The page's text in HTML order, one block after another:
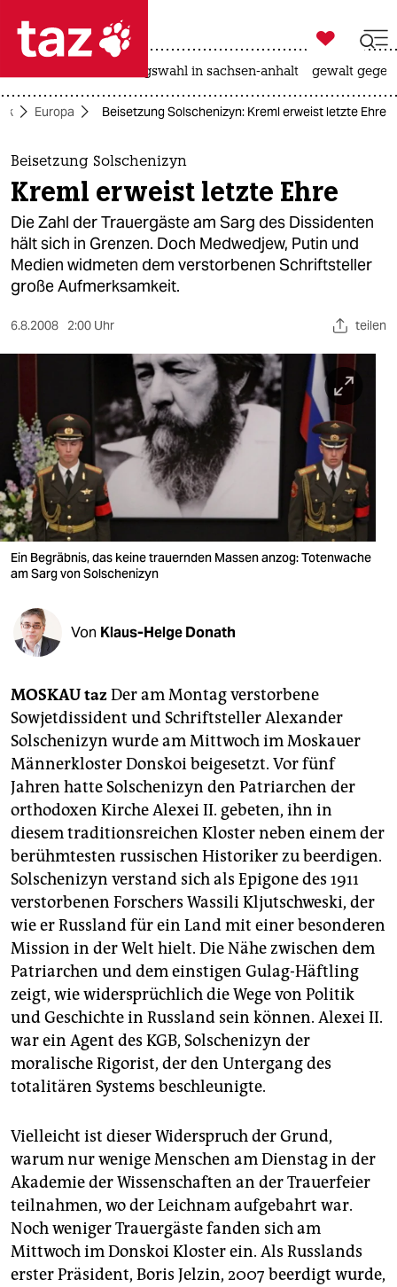
 taz zahl ich
taz zahl ich
themen
politik
öko
gesellschaft
kultur
sport
nord
wahrheit
verlag
verlag
shop
fragen & hilfe
unterstützen
abo
genossenschaft
epaper login

taz zahl ich
landtagswahl in sachsen-anhalt gewalt
Europa Beisetzung Solschenizyn: Kreml erweist letzte Ehre
Beisetzung Solschenizyn
Kreml erweist letzte Ehre
Die Zahl der Trauergäste am Sarg des Dissidenten
hält sich in Grenzen. Doch Medwedjew, Putin und
Medien widmeten dem verstorbenen Schriftsteller
große Aufmerksamkeit.
6.8.2008 2:00 Uhr teilen
Ein Begräbnis, das keine trauernden Massen anzog: Totenwache
am Sarg von Solschenizyn
Von Klaus-Helge Donath
MOSKAUtaz Der am Montag verstorbene
Sowjetdissident und Schriftsteller Alexander
Solschenizyn wurde am Mittwoch im Moskauer
Männerkloster Donskoi beigesetzt. Vor fünf
Jahren hatte Solschenizyn den Patriarchen der
orthodoxen Kirche Alexei II. gebeten, ihn in
diesem traditionsreichen Kloster neben einem der
berühmtesten russischen Historiker zu beerdigen.
Solschenizyn verstand sich als Epigone des 1911
verstorbenen Forschers Wassili Kljutschweski, der
wie er Russland für ein Land mit einer besonderen
Mission in der Welt hielt. Die Nähe zwischen dem
Patriarchen und dem einstigen Gulag-Häftling
zeigt, wie widersprüchlich die Wege von Politik
und Geschichte in Russland sein können. Alexei II.
war ein Agent des KGB, Solschenizyn der
moralische Rigorist, der den Untergang des
totalitären Systems beschleunigte.
Vielleicht ist dieser Widerspruch der Grund,
warum nur wenige Menschen am Dienstag in der
Akademie der Wissenschaften an der Trauerfeier
teilnahmen, wo der Leichnam aufgebahrt war.
Noch weniger Trauergäste fanden sich am
Mittwoch im Donskoi Kloster ein. Als Russlands
erster Präsident, Boris Jelzin, 2007 beerdigt wurde,